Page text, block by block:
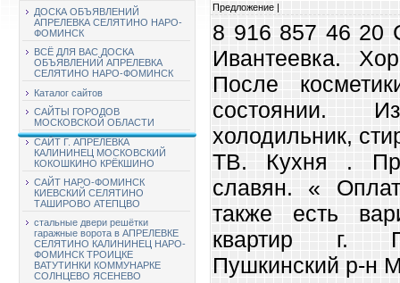
ДОСКА ОБЪЯВЛЕНИЙ
АПРЕЛЕВКА СЕЛЯТИНО НАРО-
ФОМИНСК
ВСЁ ДЛЯ ВАС ДОСКА
ОБЪЯВЛЕНИЙ АПРЕЛЕВКА
СЕЛЯТИНО НАРО-ФОМИНСК
Каталог сайтов
САЙТЫ ГОРОДОВ
МОСКОВСКОЙ ОБЛАСТИ
САЙТ Г. АПРЕЛЕВКА
КАЛИНИНЕЦ МОСКОВСКИЙ
КОКОШКИНО КРЁКШИНО
САЙТ НАРО-ФОМИНСК
КИЕВСКИЙ СЕЛЯТИНО
ТАШИРОВО АТЕПЦВО
стальные двери решётки
гаражные ворота в АПРЕЛЕВКЕ
СЕЛЯТИНО КАЛИНИНЕЦ НАРО-
ФОМИНСК ТРОИЦКЕ
ВАТУТИНКИ КОММУНАРКЕ
СОЛНЦЕВО ЯСЕНЕВО
Предложение |
8 916 857 46 20
Ивантеевка.
После
состоянии.
холодильник,
ТВ. Кухня .
славян. «
также есть
квартир г.
Пушкинский р-н